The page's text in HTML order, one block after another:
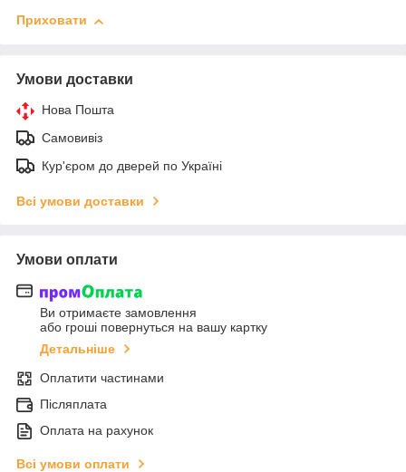
Приховати
Умови доставки
Нова Пошта
Самовивіз
Кур'єром до дверей по Україні
Всі умови доставки
Умови оплати
Ви отримаєте замовлення
або гроші повернуться на вашу картку
Детальніше
Оплатити частинами
Післяплата
Оплата на рахунок
Всі умови оплати